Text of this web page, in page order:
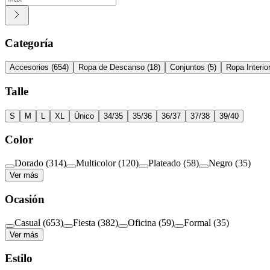
Categoría
Accesorios (654) Ropa de Descanso (18) Conjuntos (5) Ropa Interior
Talle
S M XL Único 34/35 35/36 36/37 37/38 39/40
Color
Dorado (314) Multicolor (120) Plateado (58) Negro (35)
Ver más
Ocasión
Casual (653) Fiesta (382) Oficina (59) Formal (35)
Ver más
Estilo